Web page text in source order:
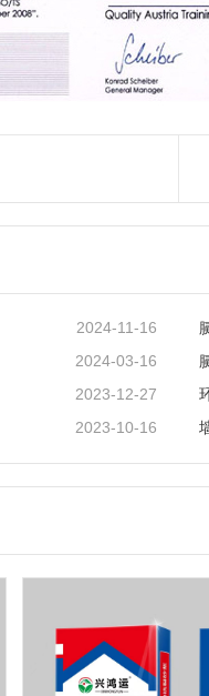
2024-11-16
2024-03-16
2023-12-27
2023-10-16